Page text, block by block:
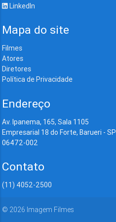
LinkedIn
Mapa do site
Filmes
Atores
Diretores
Política de Privacidade
Endereço
Av. Ipanema, 165, Sala 1105
Empresarial 18 do Forte, Barueri - SP
06472-002
Contato
(11) 4052-2500
© 2026 Imagem Filmes